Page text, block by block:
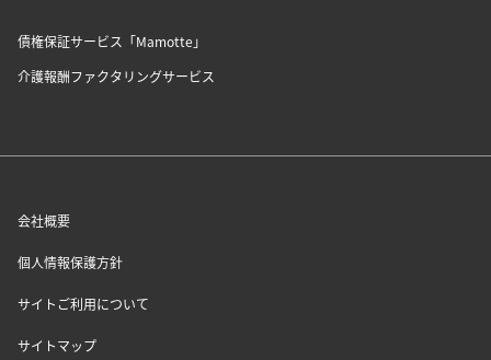
債権保証サービス「Mamotte」
介護報酬ファクタリングサービス
会社概要
個人情報保護方針
サイトご利用について
サイトマップ